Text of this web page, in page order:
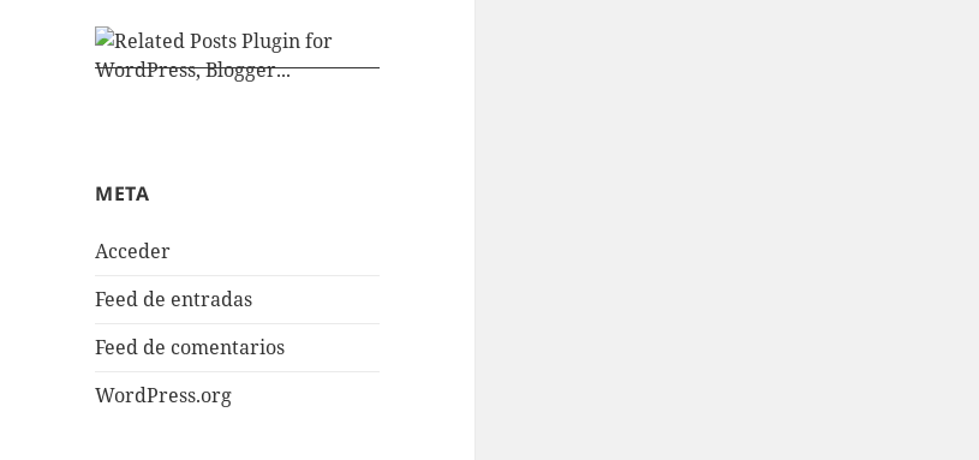
META
Acceder
Feed de entradas
Feed de comentarios
WordPress.org